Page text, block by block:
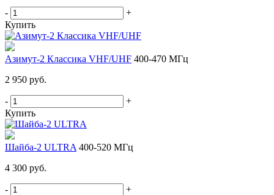
-
+
Купить
Азимут-2 Классика VHF/UHF 400-470 МГц
2 950 руб.
-
+
Купить
Шайба-2 ULTRA 400-520 МГц
4 300 руб.
-
+